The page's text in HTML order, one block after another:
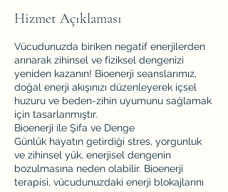
Hizmet Açıklaması
Vücudunuzda biriken negatif enerjilerden
arınarak zihinsel ve fiziksel dengenizi
yeniden kazanın! Bioenerji seanslarımız,
doğal enerji akışınızı düzenleyerek içsel
huzuru ve beden-zihin uyumunu sağlamak
için tasarlanmıştır.
Bioenerji ile Şifa ve Denge
Günlük hayatın getirdiği stres, yorgunluk
ve zihinsel yük, enerjisel dengenin
bozulmasına neden olabilir. Bioenerji
terapisi, vücudunuzdaki enerji blokajlarını